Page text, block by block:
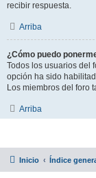
recibir respuesta.
Arriba
¿Cómo puedo
Todos los usuarios del
opción ha sido
Los miembros del foro
Arriba
Inicio Índice